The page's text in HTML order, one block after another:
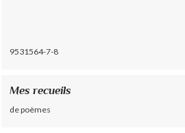
9531564-7-8
Mes recueils
de poèmes